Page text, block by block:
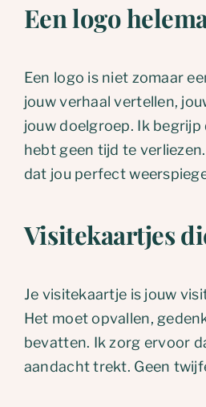
Eenlogo
Een logo is niet zomaar
jouw verhaal vertellen,
jouw doelgroep. Ik begrijp
hebt geen tijd te
dat jou perfect
Visitekaartjes
Je visitekaartje is jouw
Het moet opvallen,
bevatten. Ik zorg ervoor
aandacht trekt. Geen